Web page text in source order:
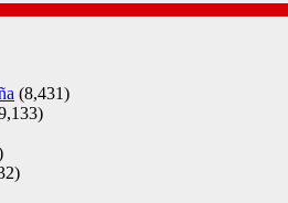
(8,431)